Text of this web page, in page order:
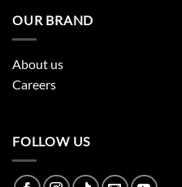
OUR BRAND
About us
Careers
FOLLOW US